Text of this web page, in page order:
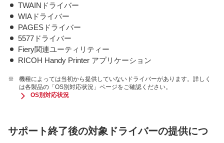
TWAINドライバー
WIAドライバー
PAGESドライバー
5577ドライバー
Fiery関連ユーティリティー
RICOH Handy Printer アプリケーション
※
機種によっては当初から提供していないドライバーがあります。詳しく
は各製品の「OS別対応状況」ページをご確認ください。
OS別対応状況
サポート終了後の対象ドライバーの提供につ